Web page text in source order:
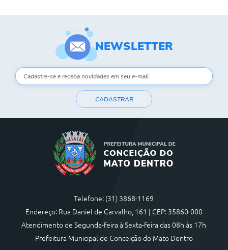
Serviços Online
A Prefeitura
NEWSLETTER
CADASTRAR
Telefone: (31) 3868-1169
Endereço: Rua Daniel de Carvalho, 161 | CEP: 35860-000
Atendimento de Segunda-feira à Sexta-feira das 08h às 17h
Prefeitura Municipal de Conceição do Mato Dentro